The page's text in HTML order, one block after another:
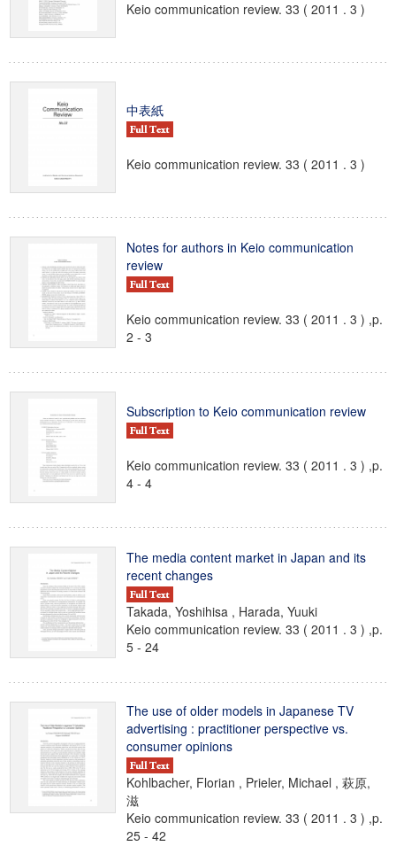
Keio communication review. 33 ( 2011 . 3 )
中表紙
Keio communication review. 33 ( 2011 . 3 )
Notes for authors in Keio communication
review
Keio communication review. 33 ( 2011 . 3 ) ,p.
2 - 3
Subscription to Keio communication review
Keio communication review. 33 ( 2011 . 3 ) ,p.
4 - 4
The media content market in Japan and its
recent changes
Takada, Yoshihisa , Harada, Yuuki
Keio communication review. 33 ( 2011 . 3 ) ,p.
5 - 24
The use of older models in Japanese TV
advertising : practitioner perspective vs.
consumer opinions
Kohlbacher, Florian , Prieler, Michael , 萩原,
滋
Keio communication review. 33 ( 2011 . 3 ) ,p.
25 - 42